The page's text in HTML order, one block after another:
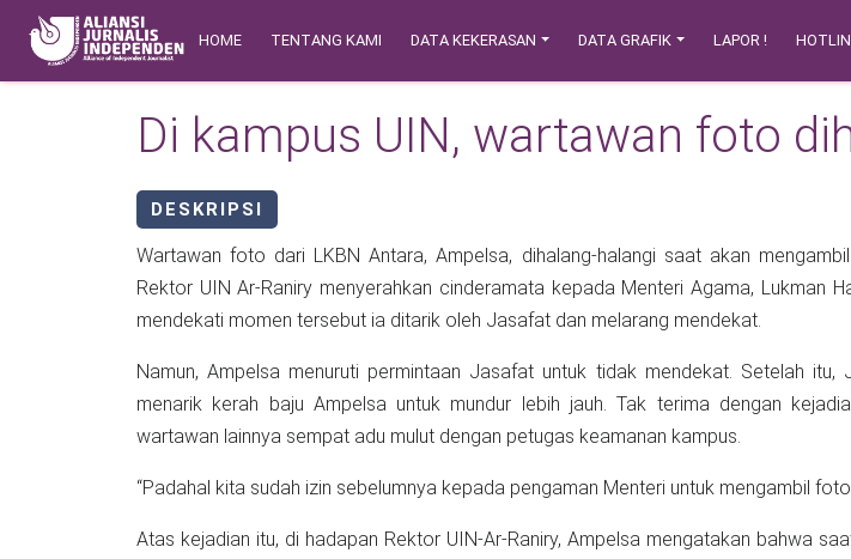
Skip to main content
Safety Corner
Main navigation
HOME TENTANG KAMI DATA KEKERASAN DATA GRAFIK LAPOR !
Di kampus UIN, wartawan foto
DESKRIPSI
Wartawan foto dari LKBN Antara, Ampelsa, dihalang-halangi saat akan
Rektor UIN Ar-Raniry menyerahkan cinderamata kepada Menteri Agama, Lukman
mendekati momen tersebut ia ditarik oleh Jasafat dan melarang mendekat.
Namun, Ampelsa menuruti permintaan Jasafat untuk tidak mendekat. Setelah itu,
menarik kerah baju Ampelsa untuk mundur lebih jauh. Tak terima dengan
wartawan lainnya sempat adu mulut dengan petugas keamanan kampus.
“Padahal kita sudah izin sebelumnya kepada pengaman Menteri untuk mengambil
Atas kejadian itu, di hadapan Rektor UIN-Ar-Raniry, Ampelsa mengatakan bahwa